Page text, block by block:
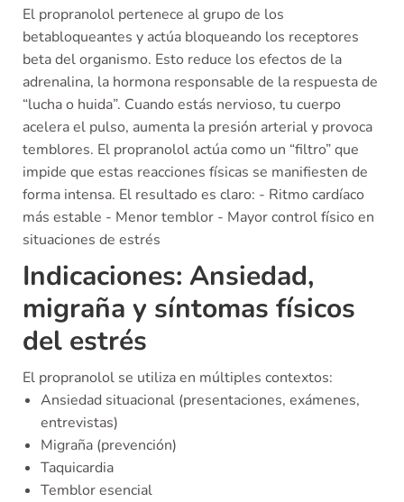
El propranolol pertenece al grupo de los
betabloqueantes y actúa bloqueando los receptores
beta del organismo. Esto reduce los efectos de la
adrenalina, la hormona responsable de la respuesta de
“lucha o huida”. Cuando estás nervioso, tu cuerpo
acelera el pulso, aumenta la presión arterial y provoca
temblores. El propranolol actúa como un “filtro” que
impide que estas reacciones físicas se manifiesten de
forma intensa. El resultado es claro: - Ritmo cardíaco
más estable - Menor temblor - Mayor control físico en
situaciones de estrés
Indicaciones: Ansiedad,
migraña y síntomas físicos
del estrés
El propranolol se utiliza en múltiples contextos:
Ansiedad situacional (presentaciones, exámenes,
entrevistas)
Migraña (prevención)
Taquicardia
Temblor esencial